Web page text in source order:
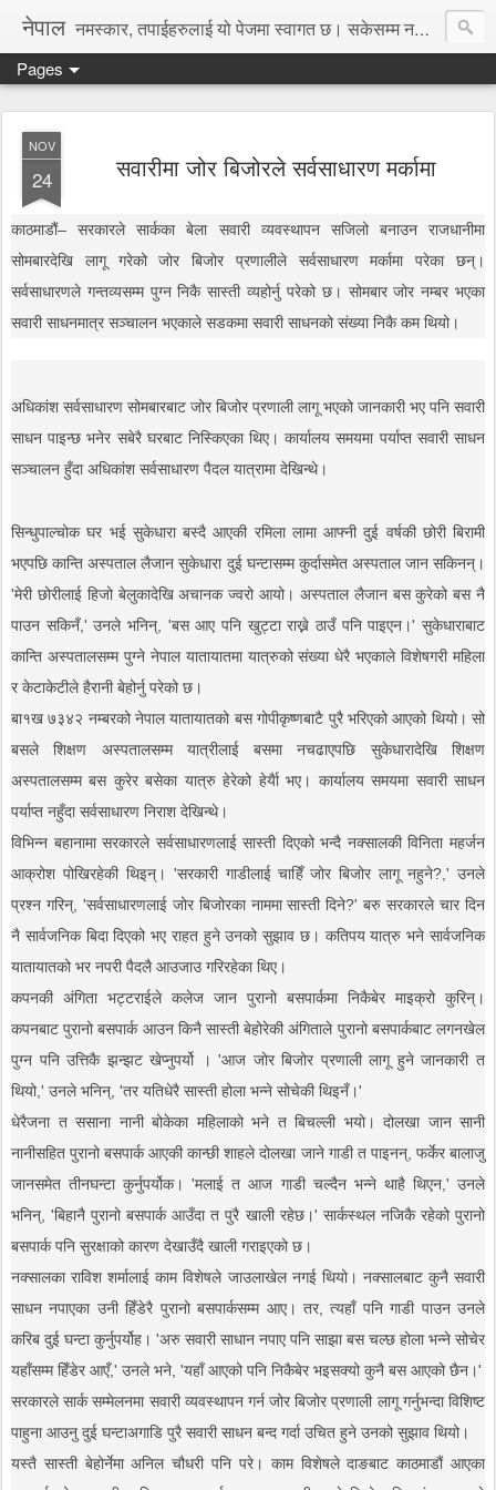
नेपाल नमस्कार, तपाईहरुलाई यो पेजमा स्वागत छ। सकेसम्म नया तथा रोचक जानकारी, समाचार पस्कने छु।
Pages
NOV
24 सवारीमा जोर बिजोरले सर्वसाधारण मर्कामा
काठमाडौं– सरकारले सार्कका बेला सवारी व्यवस्थापन सजिलो बनाउन राजधानीमा
सोमबारदेखि लागू गरेको जोर बिजोर प्रणालीले सर्वसाधारण मर्कामा परेका छन्।
सर्वसाधारणले गन्तव्यसम्म पुग्न निकै सास्ती व्यहोर्नु परेको छ। सोमबार जोर नम्बर भएका
सवारी साधनमात्र सञ्चालन भएकाले सडकमा सवारी साधनको संख्या निकै कम थियो।
अधिकांश सर्वसाधारण सोमबारबाट जोर बिजोर प्रणाली लागू भएको जानकारी भए पनि सवारी
साधन पाइन्छ भनेर सबेरै घरबाट निस्किएका थिए। कार्यालय समयमा पर्याप्त सवारी साधन
सञ्चालन हुँदा अधिकांश सर्वसाधारण पैदल यात्रामा देखिन्थे।
सिन्धुपाल्चोक घर भई सुकेधारा बस्दै आएकी रमिला लामा आफ्नी दुई वर्षकी छोरी बिरामी
भएपछि कान्ति अस्पताल लैजान सुकेधारा दुई घन्टासम्म कुर्दासमेत अस्पताल जान सकिनन्।
'मेरी छोरीलाई हिजो बेलुकादेखि अचानक ज्वरो आयो। अस्पताल लैजान बस कुरेको बस नै
पाउन सकिनँ,' उनले भनिन्, 'बस आए पनि खुट्टा राख्ने ठाउँ पनि पाइएन।' सुकेधाराबाट
कान्ति अस्पतालसम्म पुग्ने नेपाल यातायातमा यात्रुको संख्या धेरै भएकाले विशेषगरी महिला
र केटाकेटीले हैरानी बेहोर्नु परेको छ।
बा१ख ७३४२ नम्बरको नेपाल यातायातको बस गोपीकृष्णबाटै पुरै भरिएको आएको थियो। सो
बसले शिक्षण अस्पतालसम्म यात्रीलाई बसमा नचढाएपछि सुकेधारादेखि शिक्षण
अस्पतालसम्म बस कुरेर बसेका यात्रु हेरेको हेर्यैा भए। कार्यालय समयमा सवारी साधन
पर्याप्त नहुँदा सर्वसाधारण निराश देखिन्थे।
विभिन्न बहानामा सरकारले सर्वसाधारणलाई सास्ती दिएको भन्दै नक्सालकी विनिता महर्जन
आक्रोश पोखिरहेकी थिइन्। 'सरकारी गाडीलाई चाहिँ जोर बिजोर लागू नहुने?,' उनले
प्रश्न गरिन्, 'सर्वसाधारणलाई जोर बिजोरका नाममा सास्ती दिने?' बरु सरकारले चार दिन
नै सार्वजनिक बिदा दिएको भए राहत हुने उनको सुझाव छ। कतिपय यात्रु भने सार्वजनिक
यातायातको भर नपरी पैदलै आउजाउ गरिरहेका थिए।
कपनकी अंगिता भट्टराईले कलेज जान पुरानो बसपार्कमा निकैबेर माइक्रो कुरिन्।
कपनबाट पुरानो बसपार्क आउन किनै सास्ती बेहोरेकी अंगिताले पुरानो बसपार्कबाट लगनखेल
पुग्न पनि उत्तिकै झन्झट खेप्नुपर्यो । 'आज जोर बिजोर प्रणाली लागू हुने जानकारी त
थियो,' उनले भनिन्, 'तर यतिधेरै सास्ती होला भन्ने सोचेकी थिइनँ।'
धेरैजना त ससाना नानी बोकेका महिलाको भने त बिचल्ली भयो। दोलखा जान सानी
नानीसहित पुरानो बसपार्क आएकी कान्छी शाहले दोलखा जाने गाडी त पाइनन्, फर्केर बालाजु
जानसमेत तीनघन्टा कुर्नुपर्योक। 'मलाई त आज गाडी चल्दैन भन्ने थाहै थिएन,' उनले
भनिन्, 'बिहानै पुरानो बसपार्क आउँदा त पुरै खाली रहेछ।' सार्कस्थल नजिकै रहेको पुरानो
बसपार्क पनि सुरक्षाको कारण देखाउँदै खाली गराइएको छ।
नक्सालका राविश शर्मालाई काम विशेषले जाउलाखेल नगई थियो। नक्सालबाट कुनै सवारी
साधन नपाएका उनी हिँडेरै पुरानो बसपार्कसम्म आए। तर, त्यहाँ पनि गाडी पाउन उनले
करिब दुई घन्टा कुर्नुपर्योह। 'अरु सवारी साधान नपाए पनि साझा बस चल्छ होला भन्ने सोचेर
यहाँसम्म हिँडेर आएँ,' उनले भने, 'यहाँ आएको पनि निकैबेर भइसक्यो कुनै बस आएको छैन।'
सरकारले सार्क सम्मेलनमा सवारी व्यवस्थापन गर्न जोर बिजोर प्रणाली लागू गर्नुभन्दा विशिष्ट
पाहुना आउनु दुई घन्टाअगाडि पुरै सवारी साधन बन्द गर्दा उचित हुने उनको सुझाव थियो।
यस्तै सास्ती बेहोर्नेमा अनिल चौधरी पनि परे। काम विशेषले दाङबाट काठमाडौं आएका